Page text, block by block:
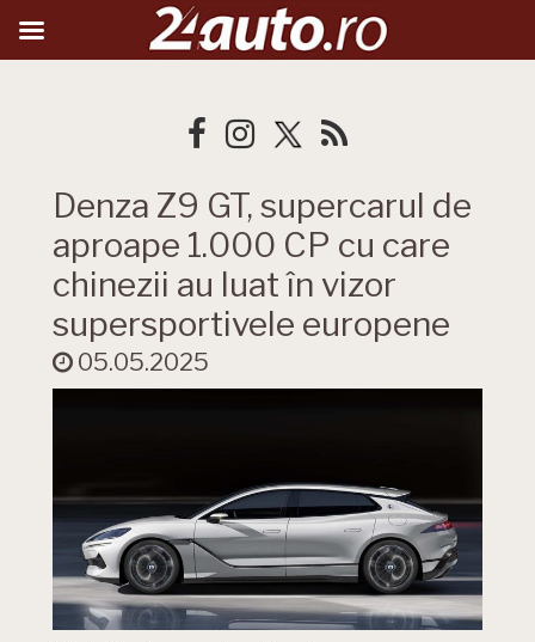
Denza Z9 GT, supercarul de
aproape 1.000 CP cu care
chinezii au luat în vizor
supersportivele europene
05.05.2025